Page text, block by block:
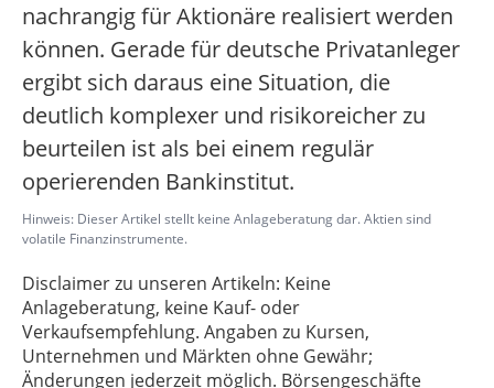
nachrangig für Aktionäre realisiert werden
können. Gerade für deutsche Privatanleger
ergibt sich daraus eine Situation, die
deutlich komplexer und risikoreicher zu
beurteilen ist als bei einem regulär
operierenden Bankinstitut.
Hinweis: Dieser Artikel stellt keine Anlageberatung dar. Aktien sind
volatile Finanzinstrumente.
Disclaimer zu unseren Artikeln: Keine
Anlageberatung, keine Kauf- oder
Verkaufsempfehlung. Angaben zu Kursen,
Unternehmen und Märkten ohne Gewähr;
Änderungen jederzeit möglich. Börsengeschäfte